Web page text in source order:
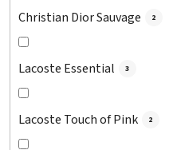
Christian Dior Sauvage 2
Lacoste Essential 3
Lacoste Touch of Pink 2